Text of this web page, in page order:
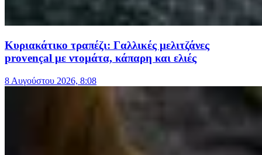
Κυριακάτικο τραπέζι: Γαλλικές μελιτζάνες
provençal με ντομάτα, κάπαρη και ελιές
8 Αυγούστου 2026, 8:08